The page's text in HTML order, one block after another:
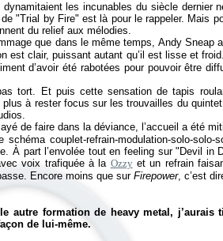
les incunables du siècle dernier
"Trial by Fire" est là pour le rappeler. Mais
du relief aux mélodies.
que dans le même temps, Andy Sneap
est clair, puissant autant qu’il est lisse et
d’avoir été rabotées pour pouvoir être
tort. Et puis cette sensation de tapis
à rester focus sur les trouvailles du
de faire dans la déviance, l’accueil a été
couplet-refrain-modulation-solo-solo-
À part l’envolée tout en feeling sur "Devil in
voix trafiquée à la Ozzyet un refrain
Encore moins que surFirepower, c’est
autre formation de heavy metal, j’aurais
de lui-même.